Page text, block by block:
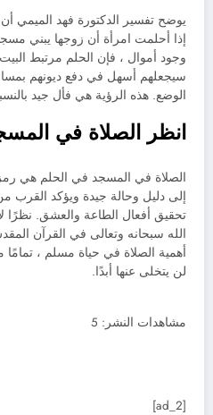
يوضح تفسير الدكتورة فهد الميمي
إذا أحلمت امرأة أن زوجها يبني
وجود أموال ، فإن الحلم مرتبط
سيجعلهم أسهل في دفع ديونهم
الوضع. هذه الرؤية هي فأل جيد
انظر الصلاة في
الصلاة في المسجد في الحلم هي
إلى دليل وحالة جيدة ويؤكد القرب
تحقيق أفعال الطاعة والعشق. نظرًا
الله سبحانه وتعالى في القرآن
أهمية الصلاة في حياة مسلم ،
لن يتخلى عنها أبدًا.
مشاهدات النشر: 5
[ad_2]